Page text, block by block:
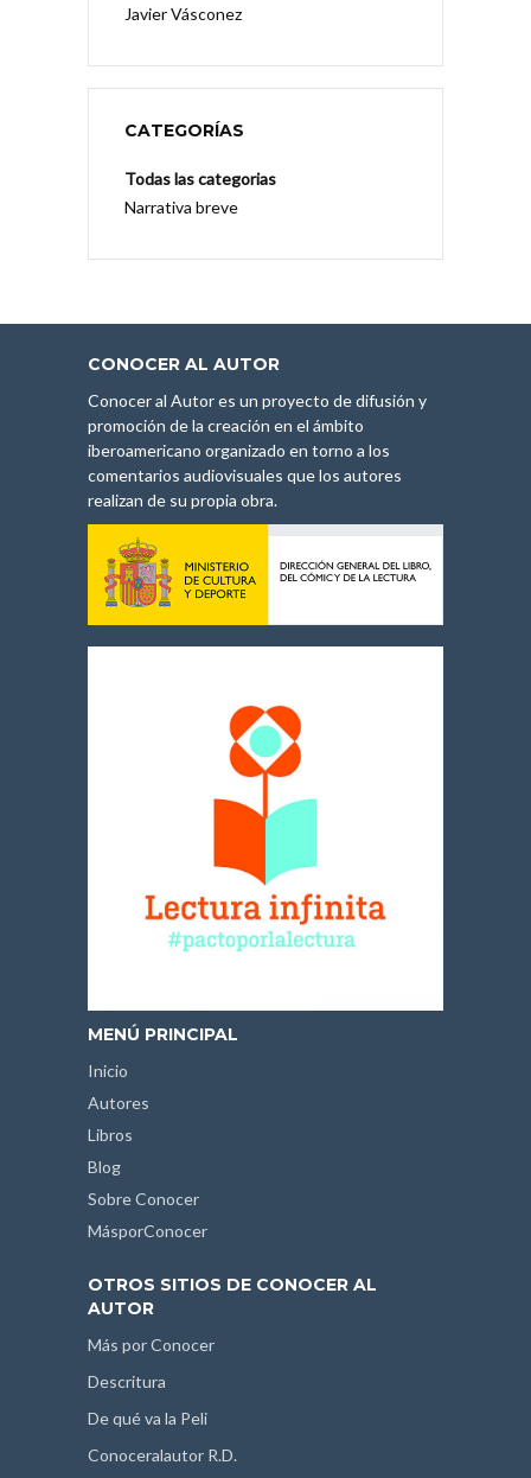
Javier Vásconez
CATEGORÍAS
Todas las categorias
Narrativa breve
CONOCER AL AUTOR
Conocer al Autor es un proyecto de difusión y
promoción de la creación en el ámbito
iberoamericano organizado en torno a los
comentarios audiovisuales que los autores
realizan de su propia obra.
MENÚ PRINCIPAL
Inicio
Autores
Libros
Blog
Sobre Conocer
MásporConocer
OTROS SITIOS DE CONOCER AL
AUTOR
Más por Conocer
Descritura
De qué va la Peli
Conoceralautor R.D.